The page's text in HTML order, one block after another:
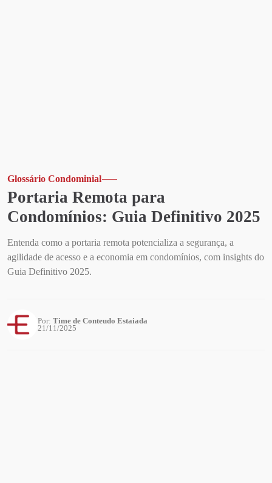
Glossário Condominial
Portaria Remota para
Condomínios: Guia Definitivo 2025
Entenda como a portaria remota potencializa a segurança, a
agilidade de acesso e a economia em condomínios, com insights do
Guia Definitivo 2025.
Por: Time de Conteudo Estaiada
21/11/2025